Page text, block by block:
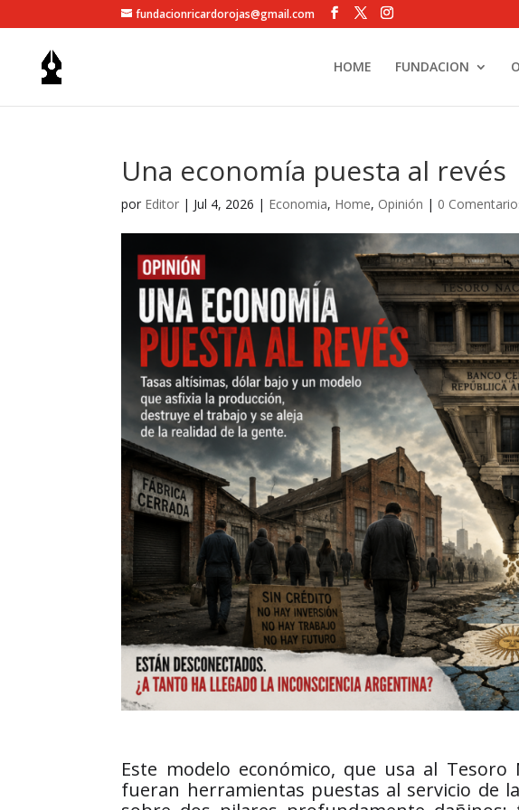
fundacionricardorojas@gmail.com
HOME FUNDACION
Una economía puesta al revés
por Editor | Jul 4, 2026 | Economia, Home, Opinión | 0
Este modelo económico, que usa al
fueran herramientas puestas al servicio de